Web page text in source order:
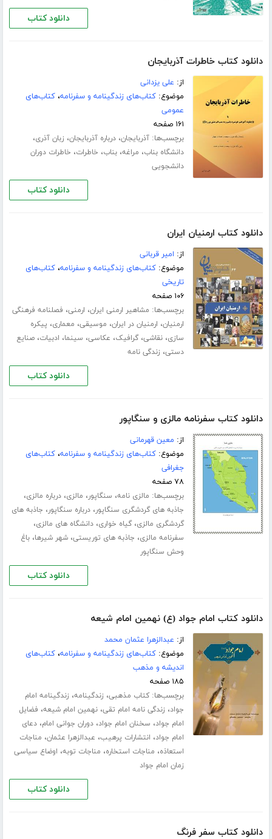
دانلود کتاب
دانلود کتاب خاطرات آذربایجان
از: علی یزدانی
موضوع:کتاب‌های زندگینامه و سفرنامه،کتاب‌های
عمومی
۱۶۱ صفحه
برچسب‌ها:آذربایجان،درباره آذربایجان، زبان آذری،
دانشگاه بناب، مراغه،بناب، خاطرات، خاطرات دوران
دانشجویی
دانلود کتاب
دانلود کتاب ارمنیان ایران
از: امیر قربانی
موضوع:کتاب‌های زندگینامه و سفرنامه،کتاب‌های
تاریخی
۱۰۶ صفحه
برچسب‌ها: مشاهیر ارمنی ایران، ارمنی، فصلنامه فرهنگی
ارمنیان، ارمنیان در ایران، موسیقی، معماری، پیکره
سازی،نقاشی،گرافیک، عکاسی، سینما، ادبیات،صنایع
دستی، زندگی نامه
دانلود کتاب
دانلود کتاب سفرنامه مالزی و سنگاپور
از: معین قهرمانی
موضوع:کتاب‌های زندگینامه و سفرنامه،کتاب‌های
جغرافی
۷۸ صفحه
برچسب‌ها: مالزی نامه، سنگاپور، مالزی،درباره مالزی،
جاذبه های گردشگری سنگاپور،درباره سنگاپور، جاذبه های
گردشگری مالزی،گیاه خواری،دانشگاه های مالزی،
سفرنامه مالزی، جاذبه های توریستی،شهر شیرها،باغ
وحش سنگاپور
دانلود کتاب
دانلود کتاب امام جواد (ع) نهمین امام شیعه
از: عبدالزهرا عثمان محمد
موضوع:کتاب‌های زندگینامه و سفرنامه،کتاب‌های
اندیشه و مذهب
۱۸۵ صفحه
برچسب‌ها:کتاب مذهبی، زندگینامه، زندگینامه امام
جواد، زندگی نامه امام تقی،نهمین امام شیعه، فضایل
امام جواد، سخنان امام جواد،دوران جوانی امام،دعای
امام جواد، انتشارات پرهیب، عبدالزهرا عثمان، مناجات
استعاذه، مناجات استخاره، مناجات توبه، اوضاع سیاسی
زمان امام جواد
دانلود کتاب
دانلود کتاب سفر فرنگ